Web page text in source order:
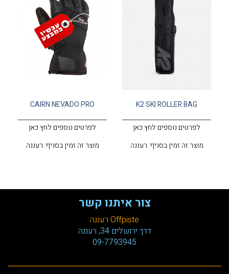
K2 SKI ROLLER BAG
לפרטים נוספים לחץ כאן
מוצר זה זמין בסניף: רעננה
CAIRN NEVADO PRO
לפרטים נוספים לחץ כאן
מוצר זה זמין בסניף: רעננה
צור איתנו קשר
Offpiste רעננה
דרך ירושלים 34, רעננה
09-7793945